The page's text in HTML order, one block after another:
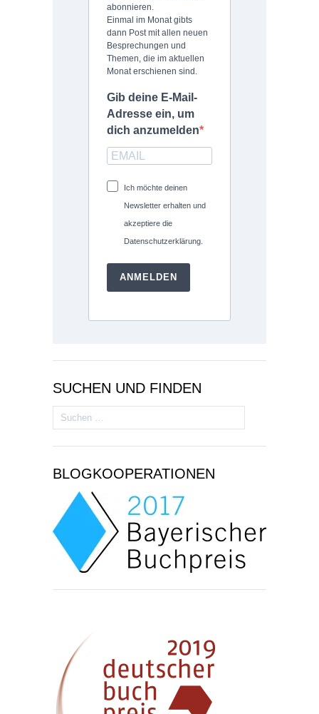
abonnieren.
Einmal im Monat gibts
dann Post mit allen neuen
Besprechungen und
Themen, die im aktuellen
Monat erschienen sind.
Gib deine E-Mail-
Adresse ein, um
dich anzumelden
Ich möchte deinen
Newsletter erhalten und
akzeptiere die
Datenschutzerklärung.
ANMELDEN
SUCHEN UND FINDEN
Suchen
nach:
BLOGKOOPERATIONEN